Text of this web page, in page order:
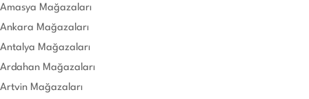
Amasya Mağazaları
Ankara Mağazaları
Antalya Mağazaları
Ardahan Mağazaları
Artvin Mağazaları